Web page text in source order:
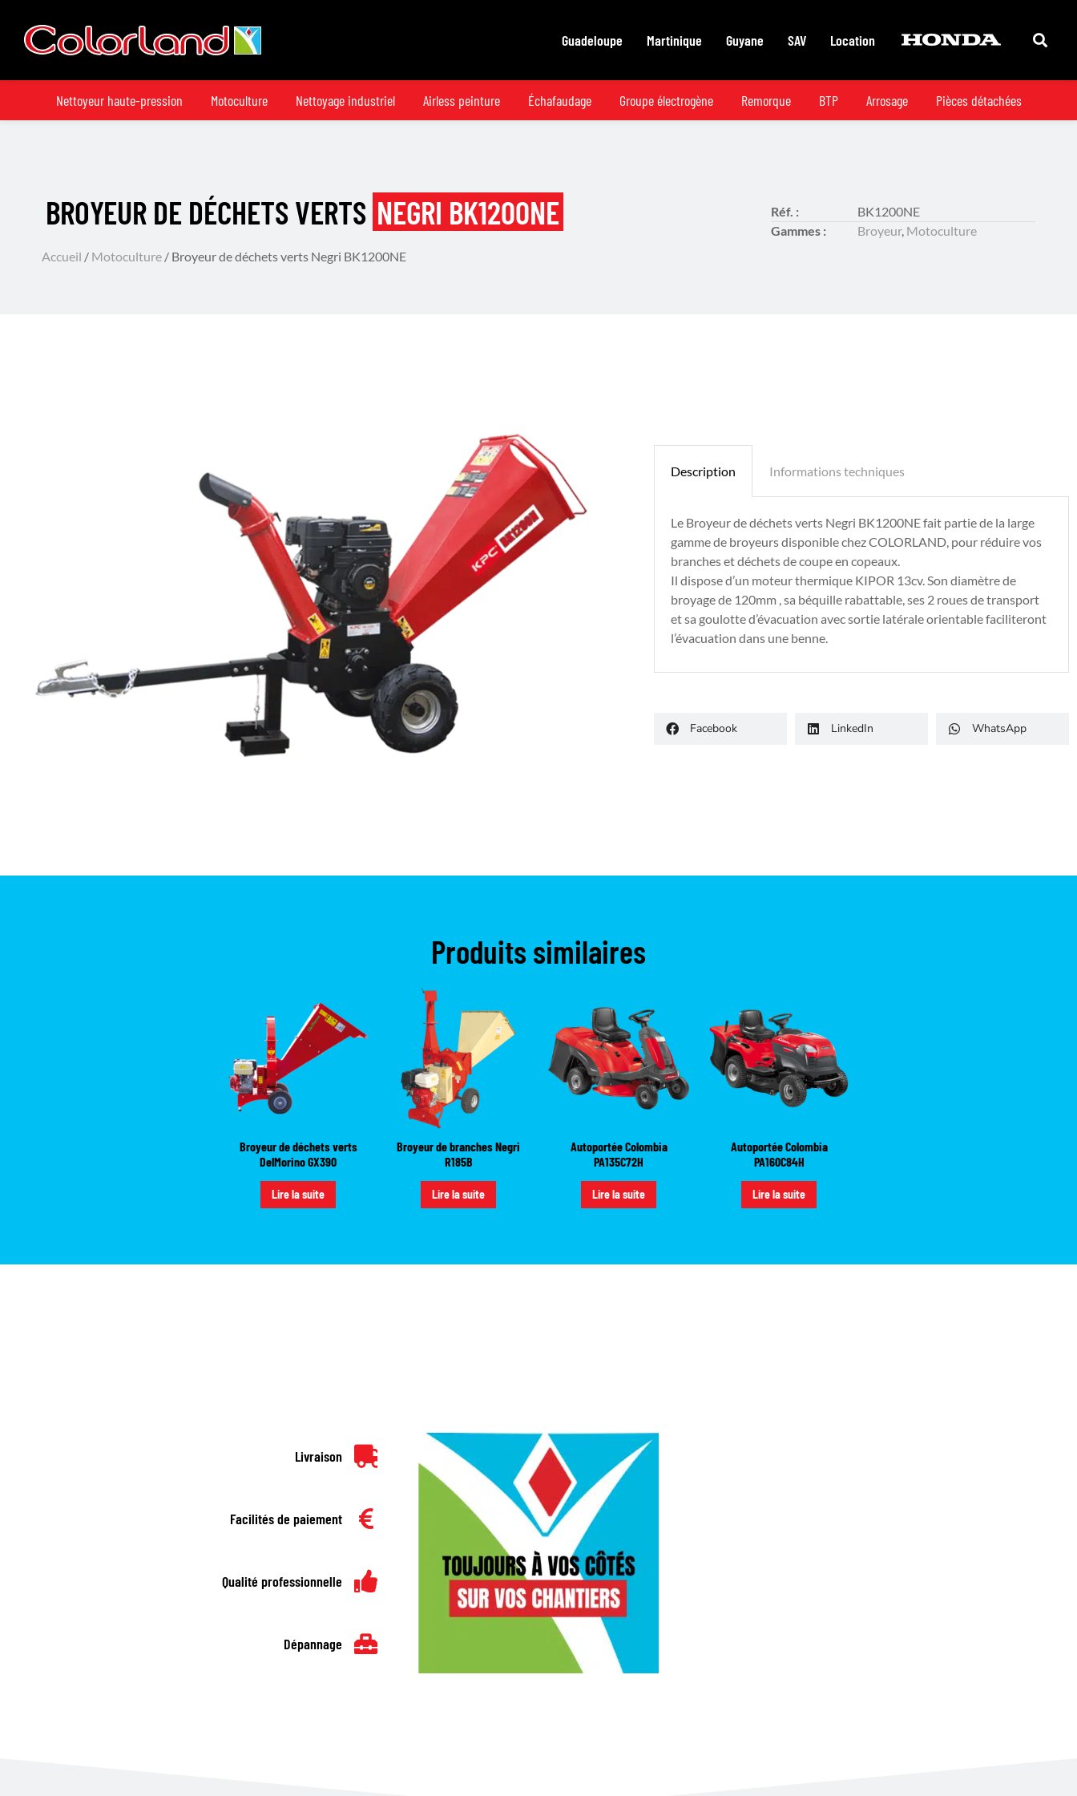
Guadeloupe Martinique Guyane SAV Location
Nettoyeur haute-pression Motoculture Nettoyage industriel Airless peinture Échafaudage Groupe électrogène Remorque BTP Arrosage Pièces détachées
BROYEUR DE DÉCHETS VERTS NEGRI BK1200NE
Accueil / Motoculture / Broyeur de déchets verts Negri BK1200NE
Réf. :
BK1200NE
Gammes :
Broyeur, Motoculture
Description Informations techniques
Le Broyeur de déchets verts Negri BK1200NE fait partie de la large
gamme de broyeurs disponible chez COLORLAND, pour réduire vos
branches et déchets de coupe en copeaux.
Il dispose d’un moteur thermique KIPOR 13cv. Son diamètre de
broyage de 120mm , sa béquille rabattable, ses 2 roues de transport
et sa goulotte d’évacuation avec sortie latérale orientable faciliteront
l’évacuation dans une benne.
Facebook LinkedIn WhatsApp
Produits similaires
Broyeur de déchets verts
DelMorino GX390
Lire la suite
Broyeur de branches Negri
R185B
Lire la suite
Autoportée Colombia
PA135C72H
Lire la suite
Autoportée Colombia
PA160C84H
Lire la suite
Livraison
Facilités de paiement
Qualité professionnelle
Dépannage